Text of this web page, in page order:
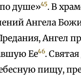
душе»45. В
Ангела
Ангел
Ее46.
пищу,